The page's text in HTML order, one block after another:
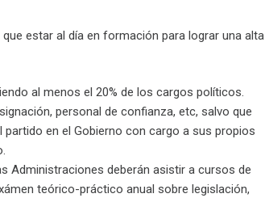
estar al día en formación para lograr una alta
al menos el 20% de los cargos políticos.
personal de confianza, etc, salvo que
en el Gobierno con cargo a sus propios
Administraciones deberán asistir a cursos de
teórico-práctico anual sobre legislación,